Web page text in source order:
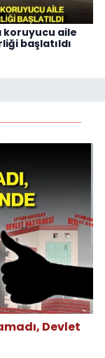
aile
başlatıldı
Devlet